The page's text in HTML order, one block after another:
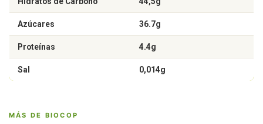
Azúcares 36.7g
Proteínas 4.4g
Sal 0,014g
MÁS DE BIOCOP